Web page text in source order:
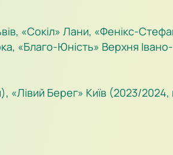
«Сокіл» Лани, «Фенікс-
«Благо-Юність» Верхня Івано-
«Лівий Берег» Київ (2023/2024,